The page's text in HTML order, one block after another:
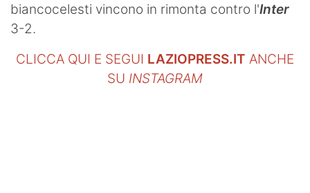
biancocelesti vincono in rimonta contro l'Inter
3-2.
CLICCA QUI E SEGUI LAZIOPRESS.IT ANCHE
SU INSTAGRAM